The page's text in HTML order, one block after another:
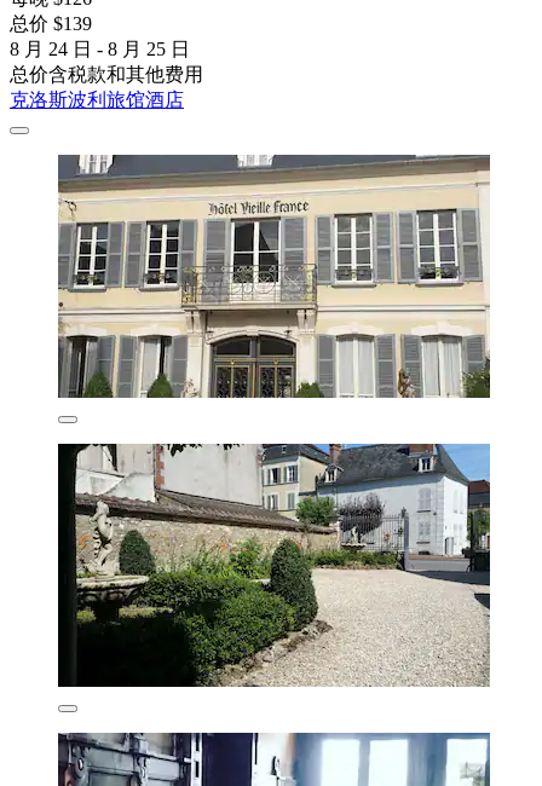
总价 $139
8 月 24 日 - 8 月 25 日
总价含税款和其他费用
克洛斯波利旅馆酒店